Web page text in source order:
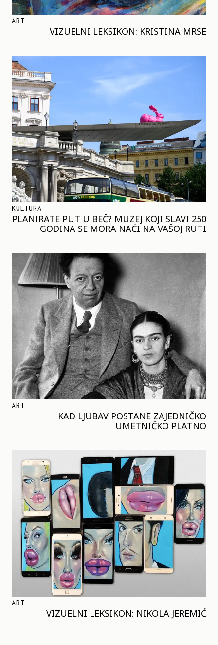
ART
VIZUELNI LEKSIKON: KRISTINA MRSE
KULTURA
PLANIRATE PUT U BEČ? MUZEJ KOJI SLAVI 250
GODINA SE MORA NAĆI NA VAŠOJ RUTI
ART
KAD LJUBAV POSTANE ZAJEDNIČKO
UMETNIČKO PLATNO
ART
VIZUELNI LEKSIKON: NIKOLA JEREMIĆ